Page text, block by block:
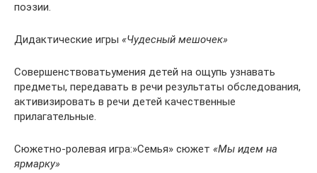
поэзии.
Дидактические игры «Чудесный мешочек»
Совершенствоватьумения детей на ощупь узнавать
предметы, передавать в речи результаты обследования,
активизировать в речи детей качественные
прилагательные.
Сюжетно-ролевая игра:»Семья» сюжет «Мы идем на
ярмарку»